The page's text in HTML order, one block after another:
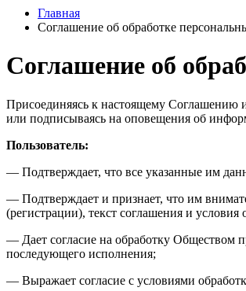
Главная
Соглашение об обработке
Соглашение об
Присоединяясь к настоящему Соглашению
или подписываясь на оповещения об
Пользователь:
— Подтверждает, что все указанные им
— Подтверждает и признает, что им
(регистрации), текст соглашения и
— Дает согласие на обработку Обществом
последующего исполнения;
— Выражает согласие с условиями